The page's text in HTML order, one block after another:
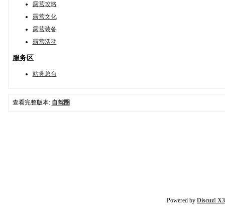
露营攻略
露营文化
露营装备
露营活动
服务区
站务总台
查看完整版本: 自驾圈
Powered by Discuz!